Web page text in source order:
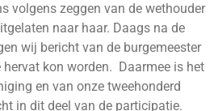
volgens zeggen van de wethouder
naar haar. Daags na de
wij bericht van de burgemeester
kon worden. Daarmee is het
en van onze tweehonderd
in dit deel van de participatie.